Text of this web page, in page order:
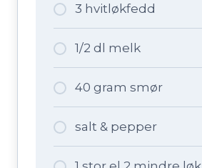
3 hvitløkfedd
1/2 dl melk
40 gram smør
salt & pepper